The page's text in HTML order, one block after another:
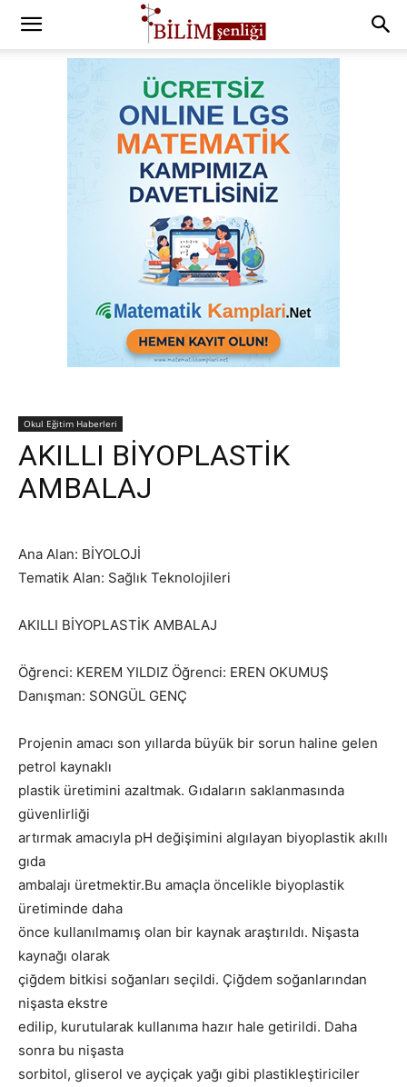
Okul Eğitim Haberleri
AKILLI BİYOPLASTİK
AMBALAJ
Ana Alan: BİYOLOJİ
Tematik Alan: Sağlık Teknolojileri
AKILLI BİYOPLASTİK AMBALAJ
Öğrenci: KEREM YILDIZ Öğrenci: EREN OKUMUŞ
Danışman: SONGÜL GENÇ
Projenin amacı son yıllarda büyük bir sorun haline gelen
petrol kaynaklı
plastik üretimini azaltmak. Gıdaların saklanmasında
güvenlirliği
artırmak amacıyla pH değişimini algılayan biyoplastik akıllı
gıda
ambalajı üretmektir.Bu amaçla öncelikle biyoplastik
üretiminde daha
önce kullanılmamış olan bir kaynak araştırıldı. Nişasta
kaynağı olarak
çiğdem bitkisi soğanları seçildi. Çiğdem soğanlarından
nişasta ekstre
edilip, kurutularak kullanıma hazır hale getirildi. Daha
sonra bu nişasta
sorbitol, gliserol ve ayçiçak yağı gibi plastikleştiriciler